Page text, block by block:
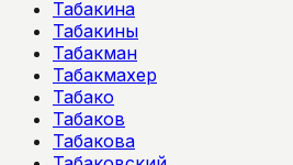
Табакина
Табакины
Табакман
Табакмахер
Табако
Табаков
Табакова